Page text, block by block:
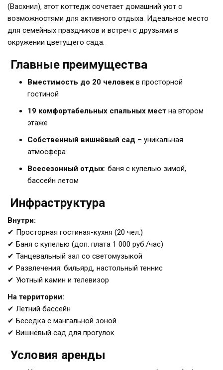
(Васхнил), этот коттедж сочетает домашний уют с
возможностями для активного отдыха. Идеальное место
для семейных праздников и встреч с друзьями в
окружении цветущего сада.
Главные преимущества
Вместимость до 20 человекв просторной
гостиной
19 комфортабельных спальных мест на втором
этаже
Собственный вишнёвый сад – уникальная
атмосфера
Всесезонный отдых: баня с купелью зимой,
бассейн летом
Инфраструктура
Внутри:
✔ Просторная гостиная-кухня (20 чел.)
✔ Баня с купелью (доп. плата 1 000 руб./час)
✔ Танцевальный зал со светомузыкой
✔ Развлечения: бильярд, настольный теннис
✔ Уютный камин и телевизор
На территории:
✔ Летний бассейн
✔ Беседка с мангальной зоной
✔ Вишнёвый сад для прогулок
Условия аренды